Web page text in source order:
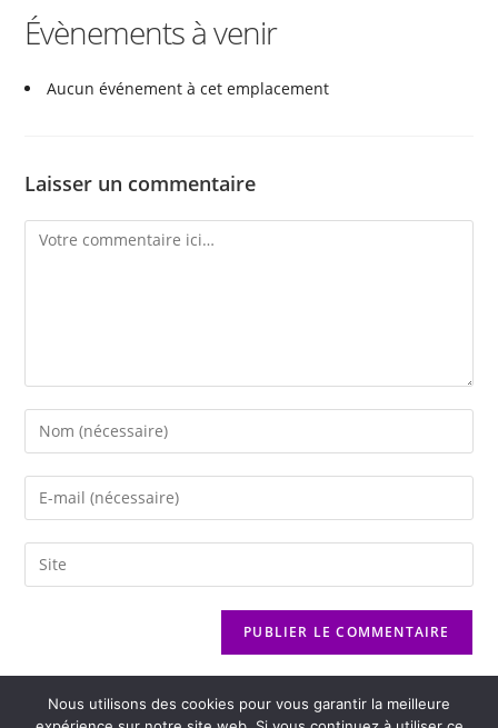
Évènements à venir
Aucun événement à cet emplacement
Laisser un commentaire
Nous utilisons des cookies pour vous garantir la meilleure